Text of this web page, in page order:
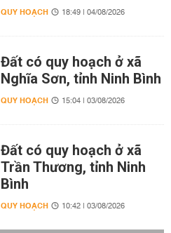
QUY HOẠCH 18:49 | 04/08/2026
Đất có quy hoạch ở xã
Nghĩa Sơn, tỉnh Ninh Bình
QUY HOẠCH 15:04 | 03/08/2026
Đất có quy hoạch ở xã
Trần Thương, tỉnh Ninh
Bình
QUY HOẠCH 10:42 | 03/08/2026